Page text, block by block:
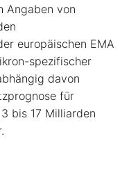
Angaben von
europäischen EMA
spezifischer
davon
für
bis 17 Milliarden